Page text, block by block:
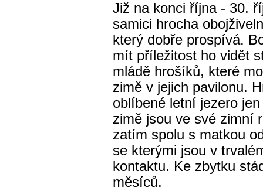
Již na konci října - 30.
samici hrocha
který dobře prospívá.
mít příležitost ho vidět
mládě hrošíků, které
zimě v jejich pavilonu.
oblíbené letní jezero
zimě jsou ve své zimní
zatím spolu s matkou
se kterými jsou v
kontaktu. Ke zbytku
měsíců.